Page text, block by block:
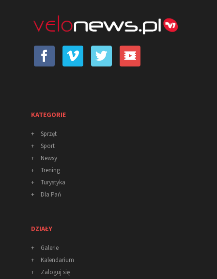
KATEGORIE
+
Sprzęt
+
Sport
+
Newsy
+
Trening
+
Turystyka
+
Dla Pań
DZIAŁY
+
Galerie
+
Kalendarium
+
Zaloguj się